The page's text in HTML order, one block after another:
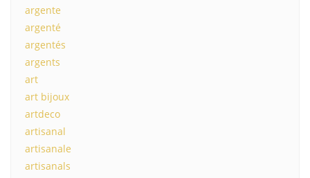
argente
argenté
argentés
argents
art
art bijoux
artdeco
artisanal
artisanale
artisanals